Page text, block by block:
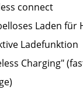
connect
Laden für
Ladefunktion
Charging"